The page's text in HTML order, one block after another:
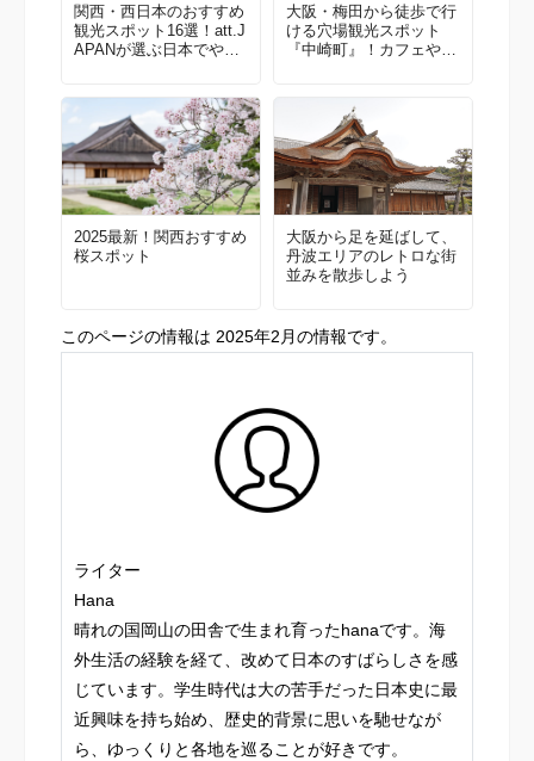
関西・西日本のおすすめ
観光スポット16選！att.J
APANが選ぶ日本でやっ
大阪・梅田から徒歩で行
ける穴場観光スポット
『中崎町』！カフェや食
2025最新！関西おすすめ
桜スポット
大阪から足を延ばして、
丹波エリアのレトロな街
並みを散歩しよう
このページの情報は 2025年2月の情報です。
ライター
Hana
晴れの国岡山の田舎で生まれ育ったhanaです。海
外生活の経験を経て、改めて日本のすばらしさを感
じています。学生時代は大の苦手だった日本史に最
近興味を持ち始め、歴史的背景に思いを馳せなが
ら、ゆっくりと各地を巡ることが好きです。